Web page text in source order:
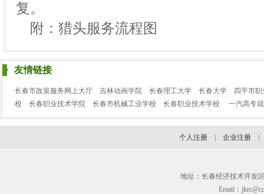
复。
附：猎头服务流程图
友情链接
长春市政策服务网上大厅 吉林动画学院 长春理工大学 长春大学
四平市
校
长春职业技术学院 长春市机械工业学校 长春职业技术学校 一汽高专
个人注册 企业注册
地址：长春经济技术开发
Email：